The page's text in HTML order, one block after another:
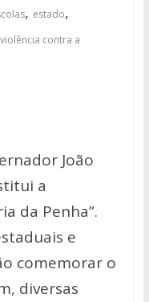
, estado,
violência contra a
João
a
da Penha”.
e
comemorar o
diversas